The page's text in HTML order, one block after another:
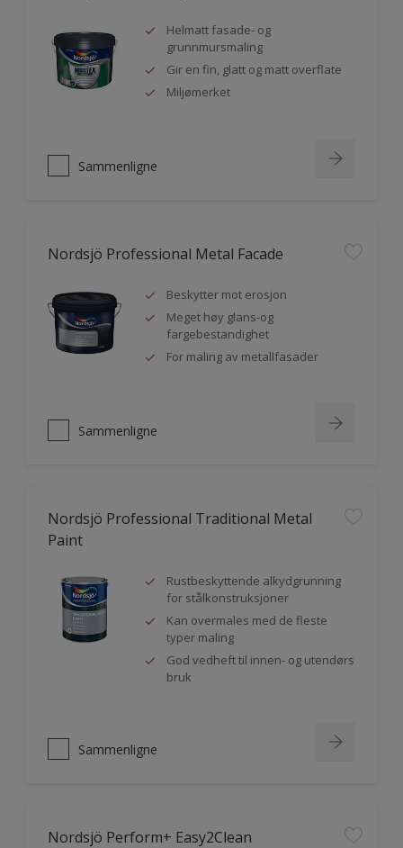
Helmatt fasade- og
grunnmursmaling
Gir en fin, glatt og matt overflate
Miljømerket
Sammenligne
Nordsjö Professional Metal Facade
Beskytter mot erosjon
Meget høy glans-og
fargebestandighet
For maling av metallfasader
Sammenligne
Nordsjö Professional Traditional Metal
Paint
Rustbeskyttende alkydgrunning
for stålkonstruksjoner
Kan overmales med de fleste
typer maling
God vedheft til innen- og utendørs
bruk
Sammenligne
Nordsjö Perform+ Easy2Clean